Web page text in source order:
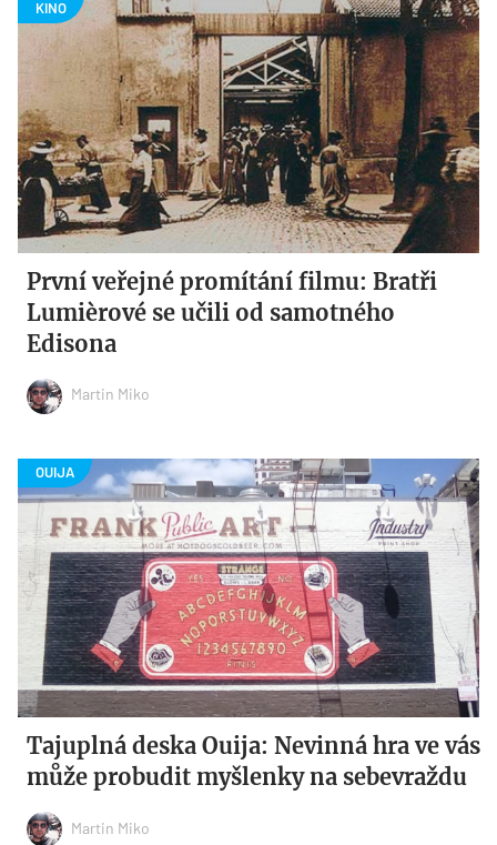
První veřejné promítání filmu: Bratři
Lumièrové se učili od samotného
Edisona
Martin Miko
Tajuplná deska Ouija: Nevinná hra ve vás
může probudit myšlenky na sebevraždu
Martin Miko